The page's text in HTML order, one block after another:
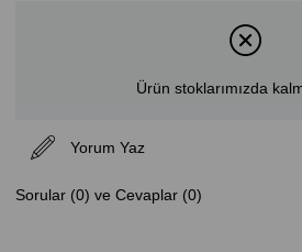
Ürün stoklarımızda
Yorum Yaz
Sorular (0) ve Cevaplar (0)